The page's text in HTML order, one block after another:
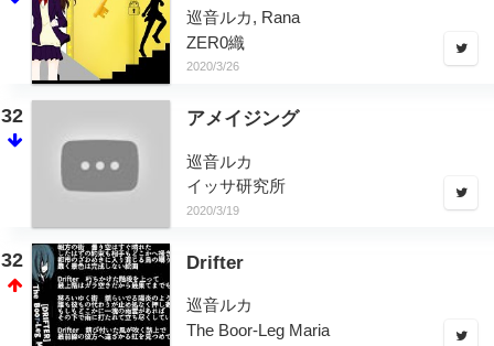
巡音ルカ, Rana
ZER0織
2020/3/26
32 アメイジング
巡音ルカ
イッサ研究所
2020/3/19
32 Drifter
巡音ルカ
The Boor-Leg Maria